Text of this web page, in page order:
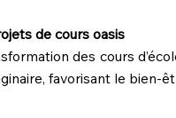
de cours oasis
des cours
favorisant le